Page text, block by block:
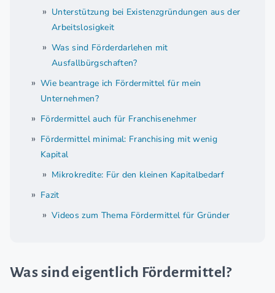
Unterstützung bei Existenzgründungen aus der
Arbeitslosigkeit
Was sind Förderdarlehen mit
Ausfallbürgschaften?
Wie beantrage ich Fördermittel für mein
Unternehmen?
Fördermittel auch für Franchisenehmer
Fördermittel minimal: Franchising mit wenig
Kapital
Mikrokredite: Für den kleinen Kapitalbedarf
Fazit
Videos zum Thema Fördermittel für Gründer
Was sind eigentlich Fördermittel?